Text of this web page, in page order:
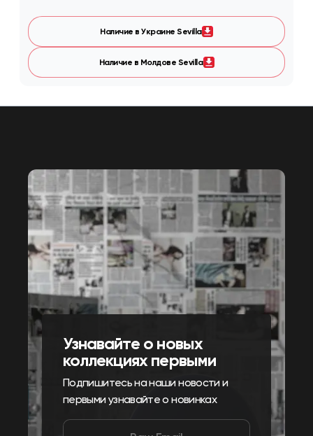
Наличие в Украине Sevilla
Наличие в Молдове Sevilla
Узнавайте о новых
коллекциях первыми
Подпишитесь на наши новости и
первыми узнавайте о новинках